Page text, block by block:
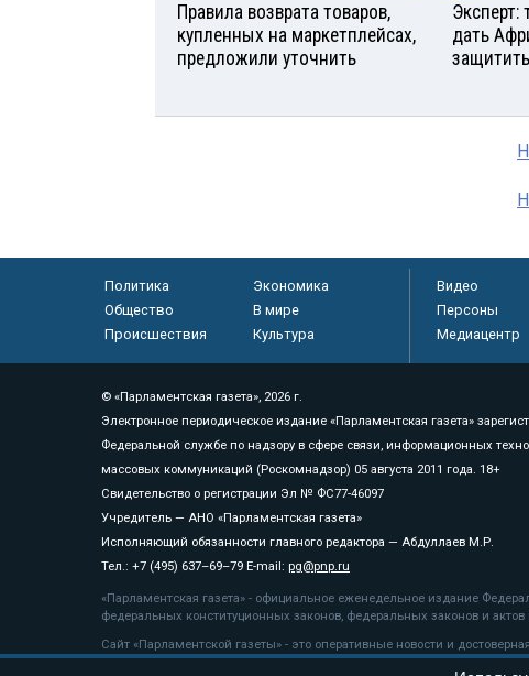
Правила возврата товаров,
купленных на маркетплейсах,
предложили уточнить
Эксперт:
дать
Политика
Экономика
Общество
В мире
Происшествия
Культура
Видео
Персоны
Медиацентр
© «Парламентская газета», 2026 г.
Электронное периодическое издание «Парламентская газета»
Федеральной службе по надзору в сфере связи, информационных
массовых коммуникаций (Роскомнадзор) 05 августа 2011 года. 18+
Свидетельство о регистрации Эл № ФС77-46097
Учредитель — АНО «Парламентская газета»
Исполняющий обязанности главного редактора — Абдуллаев М.Р.
Тел.: +7 (495) 637–69–79 E-mail: pg@pnp.ru
«Парламентская газета» - официальное еженедельное издание
федеральных конституционных законов, федеральных законов и
Сайт «Парламентской газеты» - это оперативные новости и
«Парламентской газеты» активная ссылка на pnp.ru обязательна.